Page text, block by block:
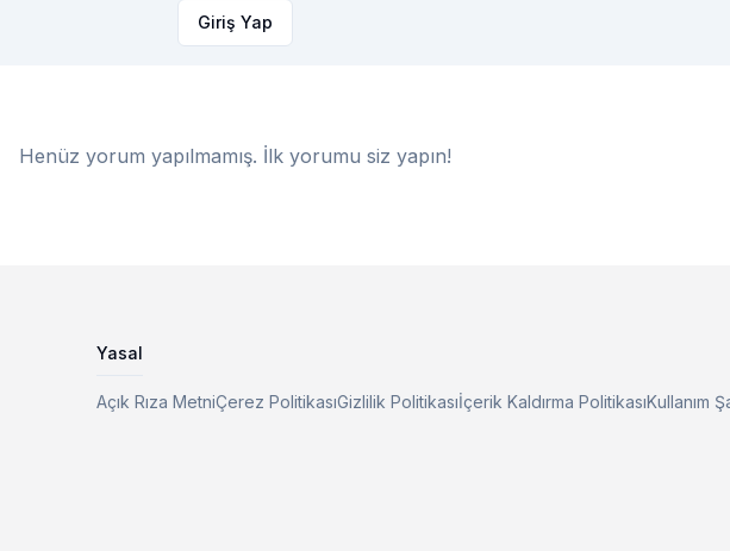
Giriş Yap
Henüz yorum yapılmamış. İlk yorumu siz yapın!
Yasal
Açık Rıza MetniÇerez PolitikasıGizlilik Politikasıİçerik Kaldırma PolitikasıKullanım